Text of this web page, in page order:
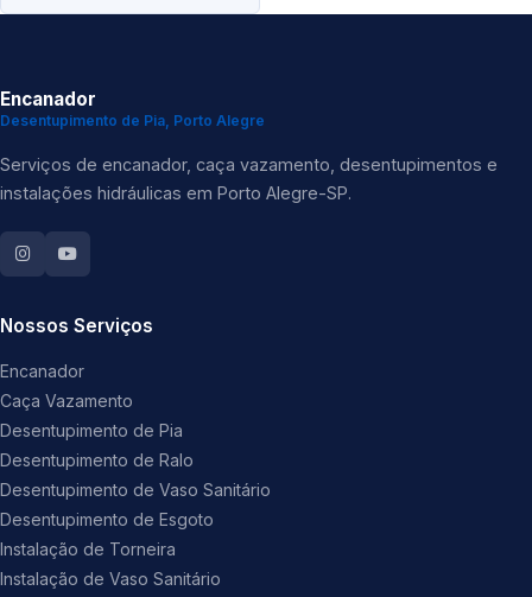
Encanador
Desentupimento de Pia, Porto Alegre
Serviços de encanador, caça vazamento, desentupimentos e
instalações hidráulicas em Porto Alegre-SP.
Nossos Serviços
Encanador
Caça Vazamento
Desentupimento de Pia
Desentupimento de Ralo
Desentupimento de Vaso Sanitário
Desentupimento de Esgoto
Instalação de Torneira
Instalação de Vaso Sanitário